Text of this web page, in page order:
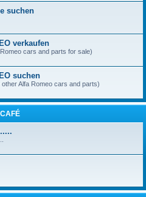
suchen
verkaufen
cars and parts for sale)
suchen
Alfa Romeo cars and parts)
CAFÉ